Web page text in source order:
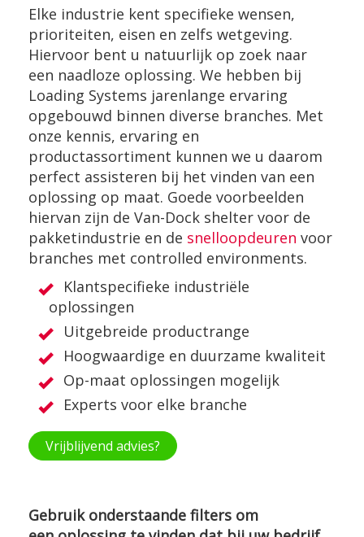
Elke industrie kent specifieke wensen,
prioriteiten, eisen en zelfs wetgeving.
Hiervoor bent u natuurlijk op zoek naar
een naadloze oplossing. We hebben bij
Loading Systems jarenlange ervaring
opgebouwd binnen diverse branches. Met
onze kennis, ervaring en
productassortiment kunnen we u daarom
perfect assisteren bij het vinden van een
oplossing op maat. Goede voorbeelden
hiervan zijn de Van-Dock shelter voor de
pakketindustrie en de snelloopdeuren voor
branches met controlled environments.
Klantspecifieke industriële
oplossingen
Uitgebreide productrange
Hoogwaardige en duurzame kwaliteit
Op-maat oplossingen mogelijk
Experts voor elke branche
Vrijblijvend advies?
Gebruik onderstaande filters om